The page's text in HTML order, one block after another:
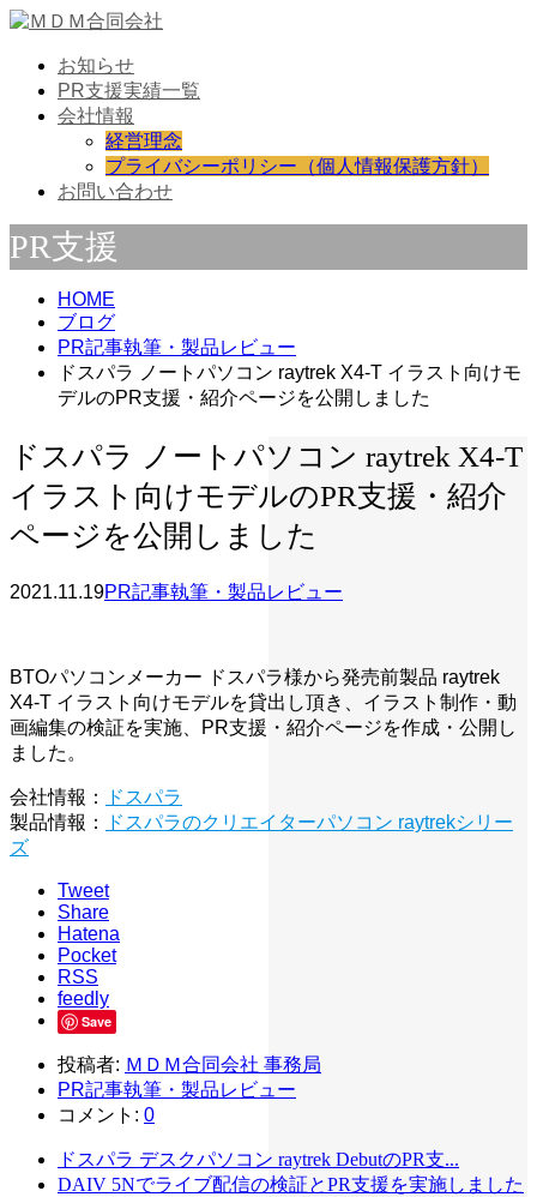
お知らせ
PR支援実績一覧
会社情報
経営理念
プライバシーポリシー（個人情報保護方針）
お問い合わせ
PR支援
HOME
ブログ
PR記事執筆・製品レビュー
ドスパラ ノートパソコン raytrek X4-T イラスト向けモ
デルのPR支援・紹介ページを公開しました
ドスパラ ノートパソコン raytrek X4-T
イラスト向けモデルのPR支援・紹介
ページを公開しました
2021.11.19PR記事執筆・製品レビュー
BTOパソコンメーカー ドスパラ様から発売前製品 raytrek
X4-T イラスト向けモデルを貸出し頂き、イラスト制作・動
画編集の検証を実施、PR支援・紹介ページを作成・公開し
ました。
会社情報：
ドスパラ
製品情報：
ドスパラのクリエイターパソコン raytrekシリー
ズ
Tweet
Share
Hatena
Pocket
RSS
feedly
Save
投稿者: ＭＤＭ合同会社 事務局
PR記事執筆・製品レビュー
コメント: 0
ドスパラ デスクパソコン raytrek DebutのPR支...
DAIV 5Nでライブ配信の検証とPR支援を実施しました